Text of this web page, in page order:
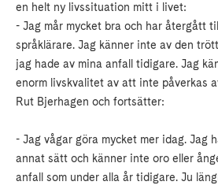
en helt ny livssituation mitt i livet:
- Jag mår mycket bra och har återgått
språklärare. Jag känner inte av den
jag hade av mina anfall tidigare. Jag
enorm livskvalitet av att inte påverkas
Rut Bjerhagen och fortsätter:
- Jag vågar göra mycket mer idag. Jag
annat sätt och känner inte oro eller
anfall som under alla år tidigare. Ju